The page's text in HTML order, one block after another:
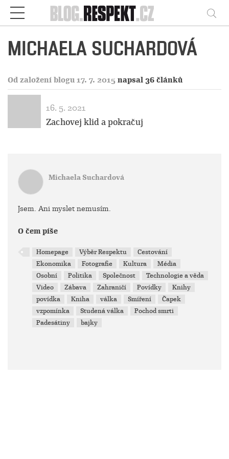
Respekt
MICHAELA SUCHARDOVÁ
Od založení blogu 17. 7. 2015 napsal 36 článků
16. 5. 2021
Zachovej klid a pokračuj
Michaela Suchardová
Jsem. Ani myslet nemusím.
O čem píše
Homepage Výběr Respektu
Cestování
Ekonomika
Fotografie Kultura
Média
Osobní
Politika Společnost
Technologie a věda
Video
Zábava Zahraničí Povídky
Knihy
povídka
Kniha válka Smíření
Čapek
vzpomínka
Studená válka
Pochod smrti
Padesátiny
bajky